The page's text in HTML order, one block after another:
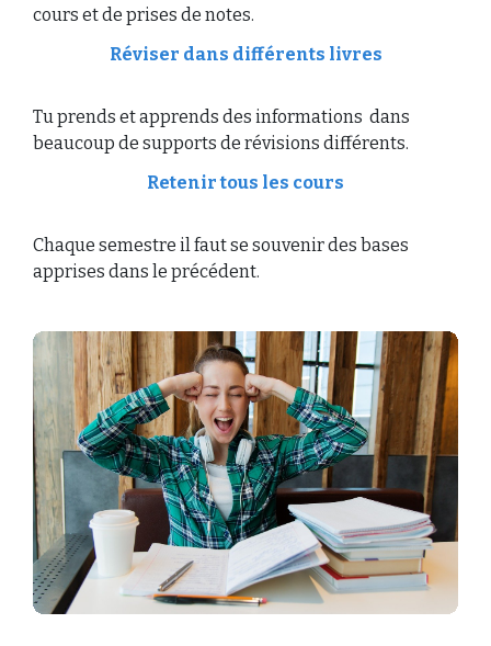
cours et de prises de notes.
Réviser dans différents livres
Tu prends et apprends des informations dans
beaucoup de supports de révisions différents.
Retenir tous les cours
Chaque semestre il faut se souvenir des bases
apprises dans le précédent.